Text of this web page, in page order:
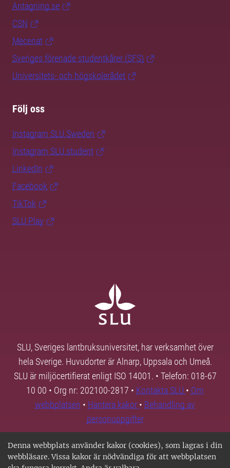
Denna webbplats använder kakor (cookies), som lagras i din
webbläsare. Vissa kakor är nödvändiga för att webbplatsen
Antagning.se
CSN
Mecenat
Sveriges förenade studentkårer (SFS)
Universitets- och högskolerådet
Följ oss
Instagram SLU.Sweden
Instagram SLU.student
LinkedIn
Facebook
TikTok
SLU Play
SLU, Sveriges lantbruksuniversitet, har verksamhet över
hela Sverige. Huvudorter är Alnarp, Uppsala och Umeå.
SLU är miljöcertifierat enligt ISO 14001. • Telefon: 018-67
10 00 • Org nr: 202100-2817 • Kontakta SLU • Om
webbplatsen • Hantera kakor • Behandling av
personuppgifter